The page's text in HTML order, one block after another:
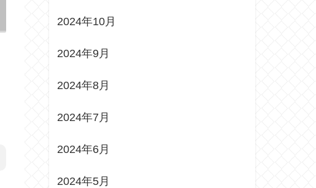
2024年10月
2024年9月
2024年8月
2024年7月
2024年6月
2024年5月